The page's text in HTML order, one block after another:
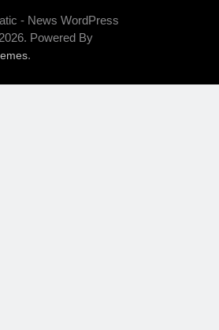
- News WordPress
Powered By
.